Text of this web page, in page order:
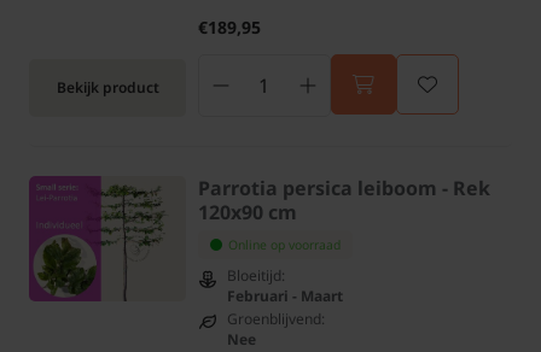
Bekijk product
€189,95
Parrotia persica leiboom - Rek
120x90 cm
Online op voorraad
Bloeitijd:
Februari - Maart
Groenblijvend:
Nee